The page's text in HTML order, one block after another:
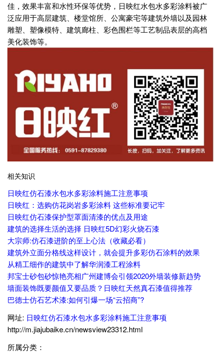
佳，效果丰富和水性环保等优势，日映红水包水多彩涂料被广
泛应用于高层建筑、楼堂馆所、公寓豪宅等建筑外墙以及园林
雕塑、塑像模特、建筑廊柱、彩色围栏等工艺制品表层的高档
美化装饰等。
相关知识
日映红仿石漆水包水多彩涂料施工注意事项
日映红：选购仿花岗岩多彩涂料 这些标准要记牢
日映红仿石漆保护型罩面清漆的优点及用途
建筑的选择生活的选择 日映红5D幻彩火烧石漆
大宗师:仿石漆进阶的至上心法（收藏必看）
建筑外立面分格线这样设计，就会提升多彩仿石涂料的效果
从精工细作的建筑中了解华润漆工程涂料
邦宝士砂包砂惊艳亮相广州建博会引领2020外墙装修新趋势
墙面装饰既要颜值又要品质？日映红天然真石漆值得推荐
巴德士仿石艺术漆:如何引爆一场“云招商”?
网址: 日映红仿石漆水包水多彩涂料施工注意事项
http://m.jiajubaike.cn/newsview23312.html
所属分类：